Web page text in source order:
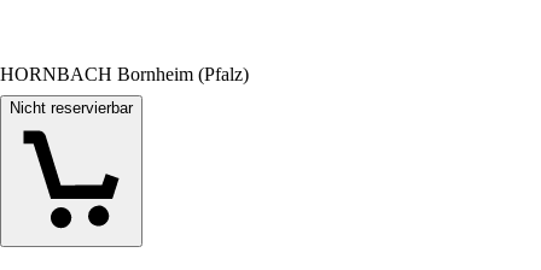
HORNBACH Bornheim (Pfalz)
Nicht reservierbar